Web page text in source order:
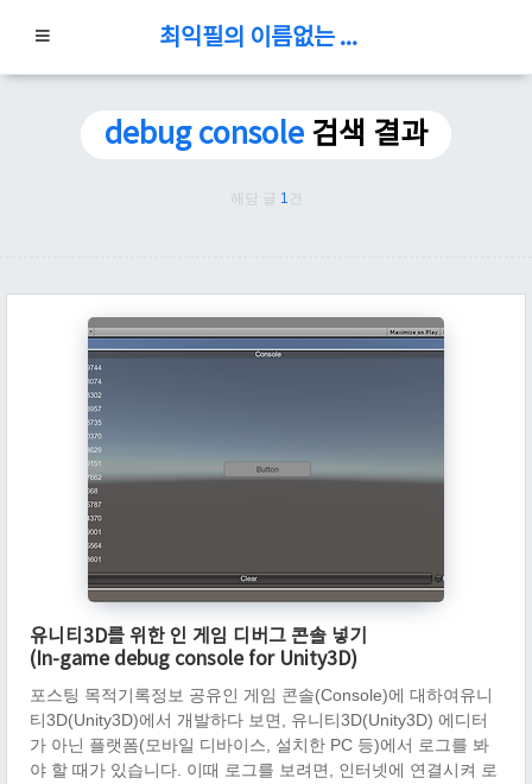
최익필의 이름없는 블로그
debug console 검색 결과
해당 글 1 건
유니티3D를 위한 인 게임 디버그 콘솔 넣기
(In-game debug console for Unity3D)
포스팅 목적기록정보 공유인 게임 콘솔(Console)에 대하여유니
티3D(Unity3D)에서 개발하다 보면, 유니티3D(Unity3D) 에디터
가 아닌 플랫폼(모바일 디바이스, 설치한 PC 등)에서 로그를 봐
야 할 때가 있습니다. 이때 로그를 보려면, 인터넷에 연결시켜 로